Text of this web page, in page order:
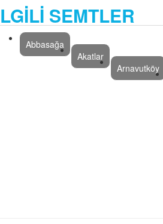
SEMTLER
Abbasağa
Akatlar
Arnavutköy